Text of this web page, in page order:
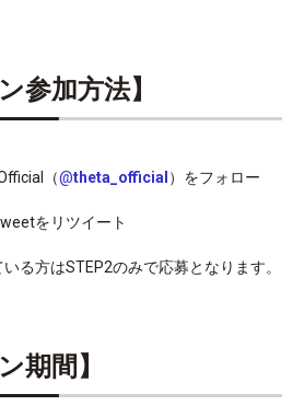
参加方法】
（@theta_official）をフォロー
をリツイート
る方はSTEP2のみで応募となります。
期間】